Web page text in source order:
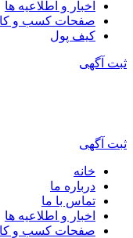
اخبار و اطلاعیه ها
صفحات کسب و کار
کیف پول
آگهی
آگهی
خانه
درباره ما
تماس با ما
اخبار و اطلاعیه ها
صفحات کسب و کار